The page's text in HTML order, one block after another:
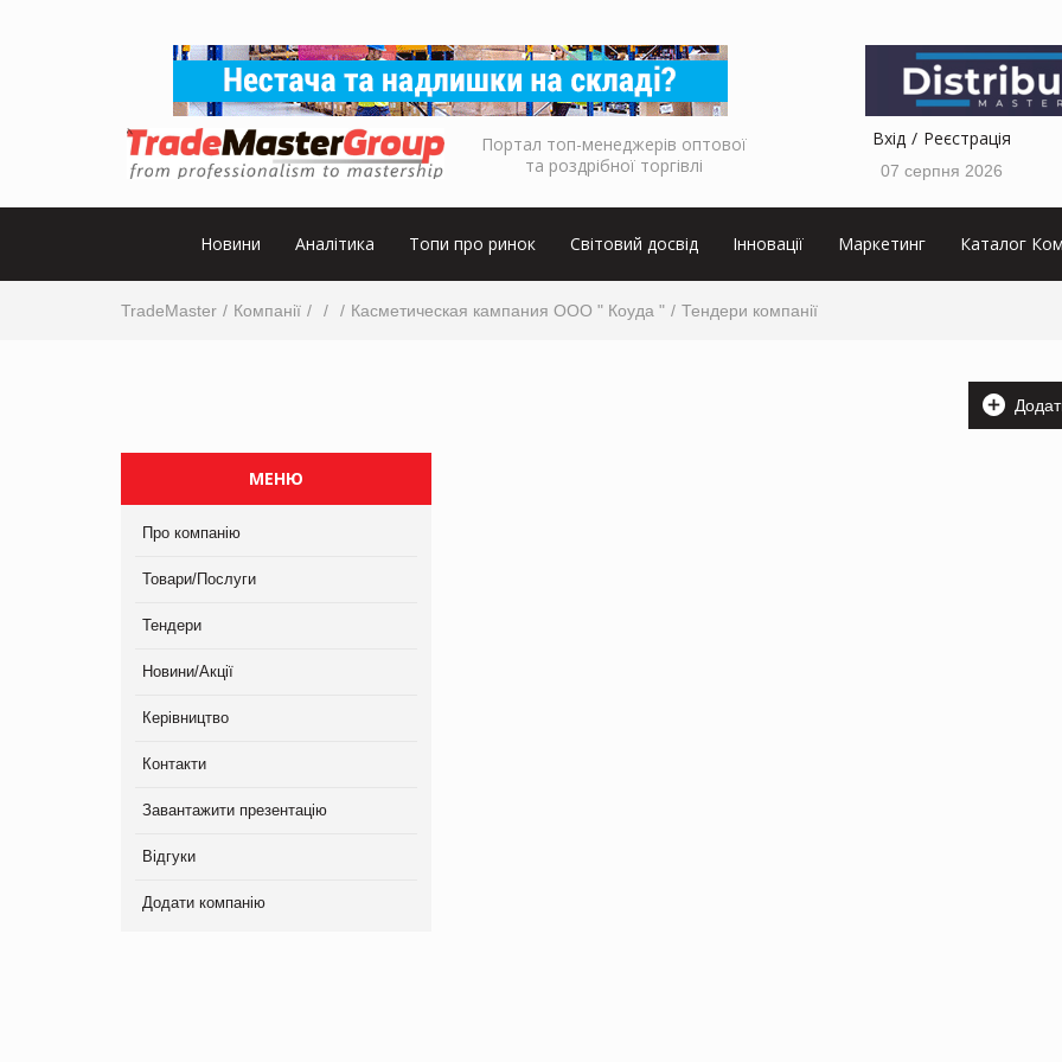
Портал топ-менеджерів оптової
та роздрібної торгівлі
Вхід Реєстрація
07 серпня 2026
Новини Аналітика Топи про ринок Світовий досвід Інновації Маркетинг Каталог
TradeMaster Компанії Касметическая кампания ООО " Коуда " Тендери компанії
МЕНЮ
Про компанію
Товари/Послуги
Тендери
Новини/Акції
Керівництво
Контакти
Завантажити презентацію
Відгуки
Додати компанію